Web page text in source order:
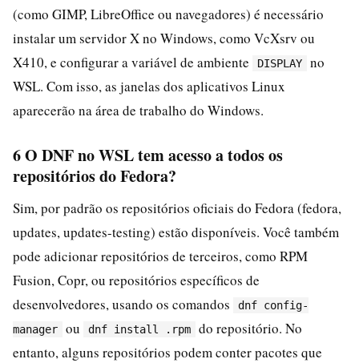
(como GIMP, LibreOffice ou navegadores) é necessário
instalar um servidor X no Windows, como VcXsrv ou
X410, e configurar a variável de ambiente
DISPLAY
no
WSL. Com isso, as janelas dos aplicativos Linux
aparecerão na área de trabalho do Windows.
6 O DNF no WSL tem acesso a todos os
repositórios do Fedora?
Sim, por padrão os repositórios oficiais do Fedora (fedora,
updates, updates-testing) estão disponíveis. Você também
pode adicionar repositórios de terceiros, como RPM
Fusion, Copr, ou repositórios específicos de
desenvolvedores, usando os comandos
dnf config-
manager
ou dnf install .rpm
do repositório. No
entanto, alguns repositórios podem conter pacotes que